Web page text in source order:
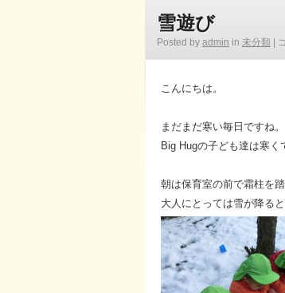
雪遊び
Posted by admin in 未分類
こんにちは。
まだまだ寒い毎日ですね。
Big Hugの子ども達は寒く
朝は保育室の前で霜柱を
大人にとっては雪が降る